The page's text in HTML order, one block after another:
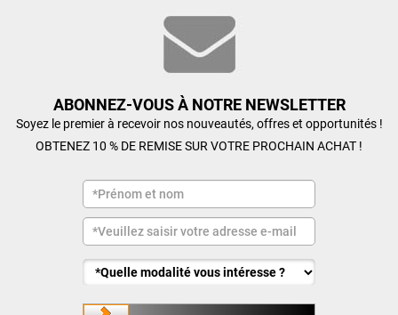
ABONNEZ-VOUS À NOTRE NEWSLETTER
Soyez le premier à recevoir nos nouveautés, offres et opportunités !
OBTENEZ 10 % DE REMISE SUR VOTRE PROCHAIN ACHAT !